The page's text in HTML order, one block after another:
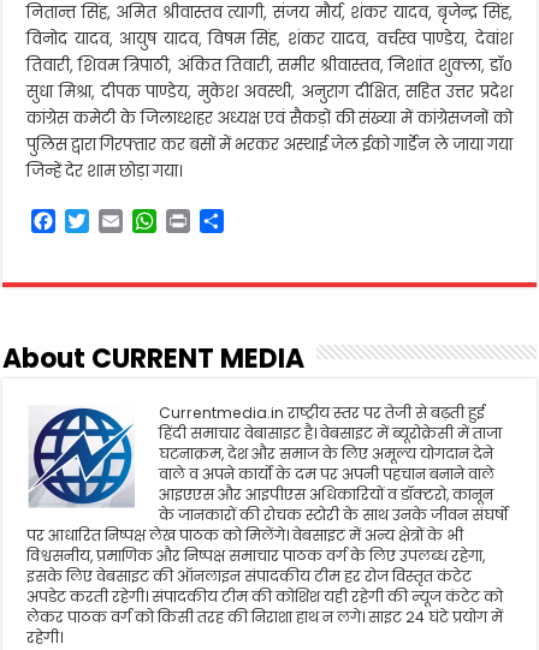
नितान्त सिंह, अमित श्रीवास्तव त्यागी, संजय मौर्य, शंकर यादव, बृजेन्द्र सिंह,
विनोद यादव, आयुष यादव, विषम सिंह, शंकर यादव, वर्चस्व पाण्डेय, देवांश
तिवारी, शिवम त्रिपाठी, अंकित तिवारी, समीर श्रीवास्तव, निशांत शुक्ला, डॉ0
सुधा मिश्रा, दीपक पाण्डेय, मुकेश अवस्थी, अनुराग दीक्षित, सहित उत्तर प्रदेश
कांग्रेस कमेटी के जिलाध्शहर अध्यक्ष एवं सैकड़ों की संख्या में कांग्रेसजनों को
पुलिस द्वारा गिरफ्तार कर बसों में भरकर अस्थाई जेल ईको गार्डेन ले जाया गया
जिन्हें देर शाम छोड़ा गया।
F
e
o
T
t
r
E
i
W
t
p
P
n
r
About CURRENT MEDIA
Currentmedia.in राष्ट्रीय स्तर पर तेजी से बढ़ती हुई
हिंदी समाचार वेबासाइट है। वेबसाइट में ब्यूरोक्रेसी में ताजा
घटनाक्रम, देश और समाज के लिए अमूल्य योगदान देने
वाले व अपने कार्यो के दम पर अपनी पहचान बनाने वाले
आइएएस और आइपीएस अधिकारियों व डॉक्टरो, कानून
के जानकारों की रोचक स्टोरी के साथ उनके जीवन संघर्षो
पर आधारित निष्पक्ष लेख पाठक को मिलेंगे। वेबसाइट में अन्य क्षेत्रों के भी
विश्वसनीय, प्रमाणिक और निष्पक्ष समाचार पाठक वर्ग के लिए उपलब्ध रहेगा,
इसके लिए वेबसाइट की ऑनलाइन संपादकीय टीम हर रोज विस्तृत कंटेट
अपडेट करती रहेगी। संपादकीय टीम की कोशिश यही रहेगी की न्यूज कंटेट को
लेकर पाठक वर्ग को किसी तरह की निराशा हाथ न लगे। साइट 24 घंटे प्रयोग में
रहेगी।